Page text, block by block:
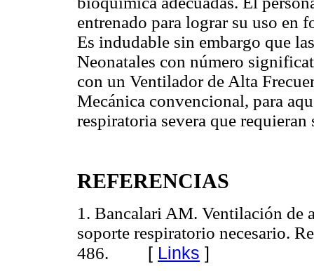
entrenado para lograr su uso en
Es indudable sin embargo que
Neonatales con número
con un Ventilador de Alta
Mecánica convencional, para
respiratoria severa que requieran
REFERENCIAS
1. Bancalari AM. Ventilación de
soporte respiratorio necesario.
486. [ Links ]